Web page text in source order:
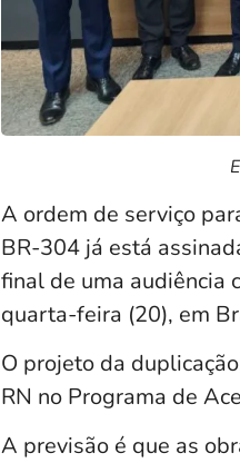
A ordem de serviço
BR-304 já está
final de uma audiência
quarta-feira (20), em
O projeto da
RN no Programa de
A previsão é que as